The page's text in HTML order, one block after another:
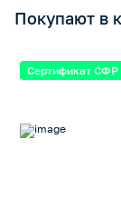
Покупают в
Сертификат СФР